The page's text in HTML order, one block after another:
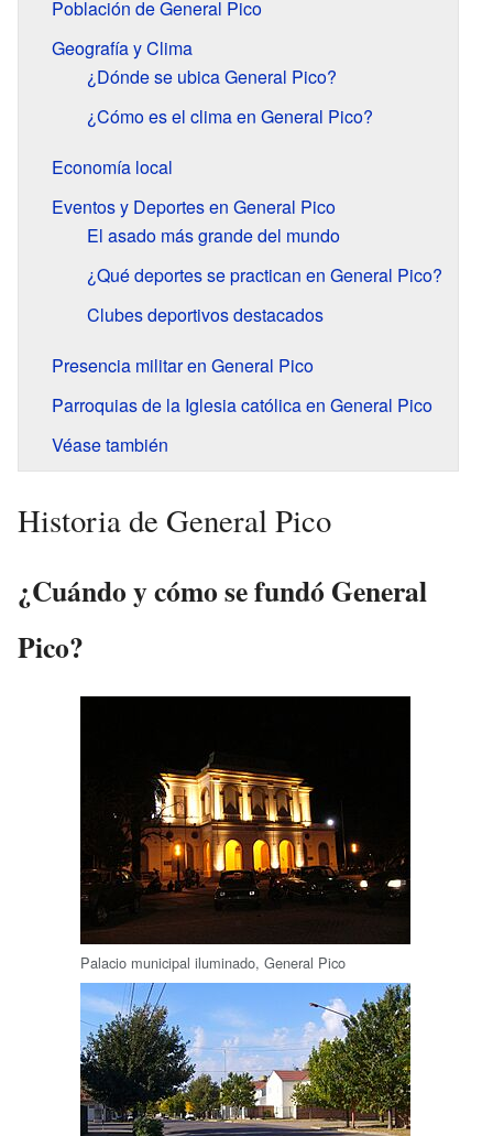
Población de General Pico
Geografía y Clima
¿Dónde se ubica General Pico?
¿Cómo es el clima en General Pico?
Economía local
Eventos y Deportes en General Pico
El asado más grande del mundo
¿Qué deportes se practican en General Pico?
Clubes deportivos destacados
Presencia militar en General Pico
Parroquias de la Iglesia católica en General Pico
Véase también
Historia de General Pico
¿Cuándo y cómo se fundó General
Pico?
Palacio municipal iluminado, General Pico